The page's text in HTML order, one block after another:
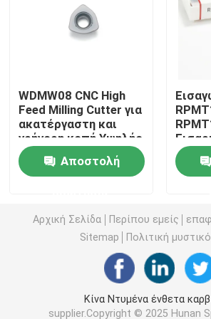
Ένθετο στροφής καρβιδίου
Καρβίδιο που αυλακώνει το
Ένθετα τρυπανιών του U
Ένθετο καρβιδίου για το αργίλιο
Ένθετα καρβιδίου για το χάλυβα
Ένθετο καρβιδίου για το
WDMW08 CNC High
Feed Milling Cutter για
ακατέργαστη και
γρήγορη κοπή Υψηλής
ακρίβειας υπερ-
σκληρό εργαλείο CNC
WDMW0805
Αποστολή
για
CNC
Αρχική Σελίδα Περίπου εμείς
Sitemap
Πολιτική
Κίνα Ντυμένα ένθετα
supplier.Copyright © 2025 Hunan